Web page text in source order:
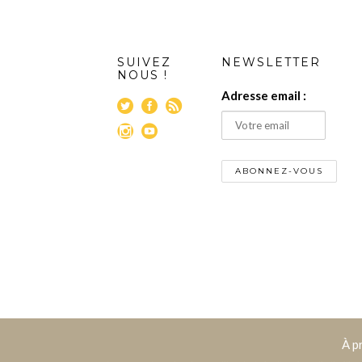
SUIVEZ
NOUS !
NEWSLETTER
Adresse email :
À